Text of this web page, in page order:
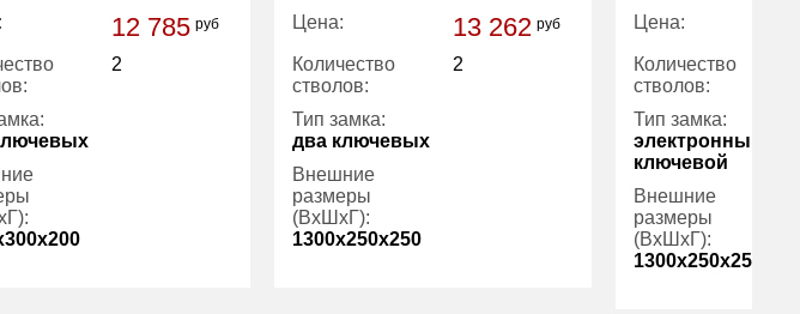
12 785 руб
2
Цена: 13 262 руб
Количество
стволов:
2
Тип замка:
два ключевых
Внешние
размеры
(ВхШхГ):
1300x250x250
Цена:
Количество
стволов:
Тип замка:
электронный
ключевой
Внешние
размеры
(ВхШхГ):
1300x250x250